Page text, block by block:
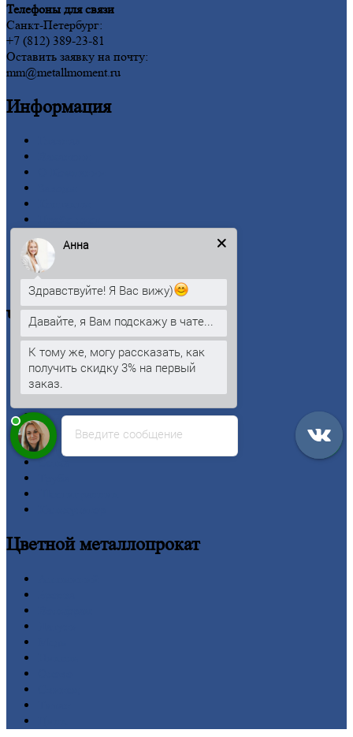
Телефоны для связи
Санкт-Петербург:
+7 (812) 389-23-81
Оставить заявку на почту:
mm@metallmoment.ru
Информация
Новости
Личныйкабинет
Оформление
Оплата
Черныйметаллопрокат
Арматура
Двутавроваябалка (двутавр)
Квадрат
Лист
Проволока
Рельсы
Сетка
Цветнойметаллопрокат
Введите сообщение
Анна
Здравствуйте! Я Вас вижу)
Давайте, я Вам подскажу в чате...
К тому же, могу рассказать, как
получить скидку 3% на первый
заказ.